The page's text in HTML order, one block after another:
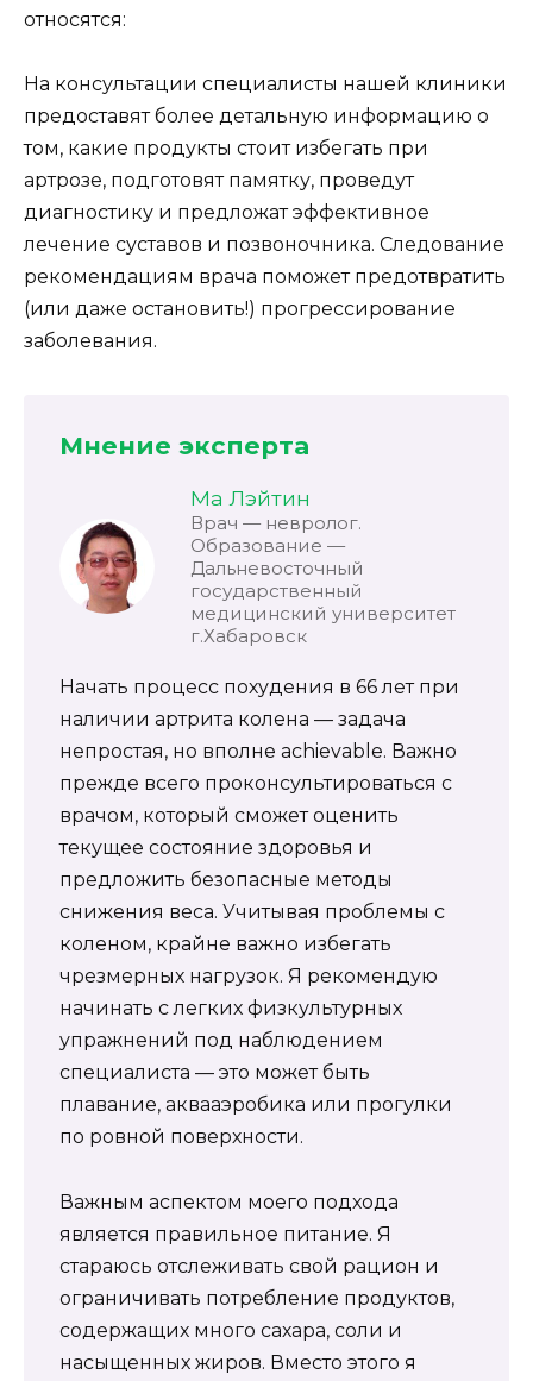
относятся:
На консультации специалисты нашей клиники
предоставят более детальную информацию о
том, какие продукты стоит избегать при
артрозе, подготовят памятку, проведут
диагностику и предложат эффективное
лечение суставов и позвоночника. Следование
рекомендациям врача поможет предотвратить
(или даже остановить!) прогрессирование
заболевания.
Мнение эксперта
Ма Лэйтин
Врач — невролог.
Образование —
Дальневосточный
государственный
медицинский университет
г.Хабаровск
Начать процесс похудения в 66 лет при
наличии артрита колена — задача
непростая, но вполне achievable. Важно
прежде всего проконсультироваться с
врачом, который сможет оценить
текущее состояние здоровья и
предложить безопасные методы
снижения веса. Учитывая проблемы с
коленом, крайне важно избегать
чрезмерных нагрузок. Я рекомендую
начинать с легких физкультурных
упражнений под наблюдением
специалиста — это может быть
плавание, аквааэробика или прогулки
по ровной поверхности.
Важным аспектом моего подхода
является правильное питание. Я
стараюсь отслеживать свой рацион и
ограничивать потребление продуктов,
содержащих много сахара, соли и
насыщенных жиров. Вместо этого я